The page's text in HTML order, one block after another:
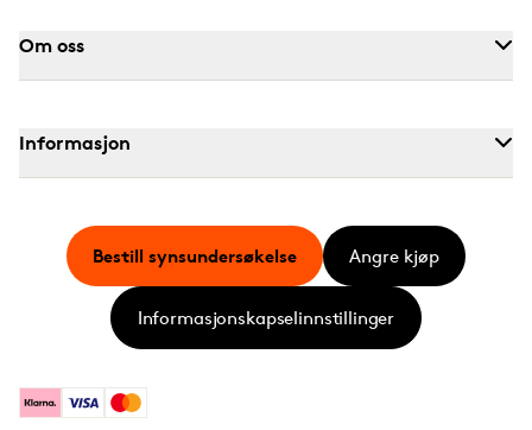
Om oss
Informasjon
KlarnaVisa Mastercard
Bestill synsundersøkelse Angre kjøp
Informasjonskapselinnstillinger